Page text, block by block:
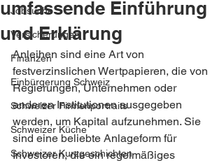
Jobsuche
Versicherungen
Finanzen
Einbürgerung Schweiz
Schweizer Firmenportraits
Schweizer Küche
Schweizer Kurzgeschichten
umfassende Einführung
und Erklärung
Anleihen sind eine Art von
festverzinslichen Wertpapieren, die von
Regierungen, Unternehmen oder
anderen Institutionen ausgegeben
werden, um Kapital aufzunehmen. Sie
sind eine beliebte Anlageform für
Investoren, die ein regelmäßiges